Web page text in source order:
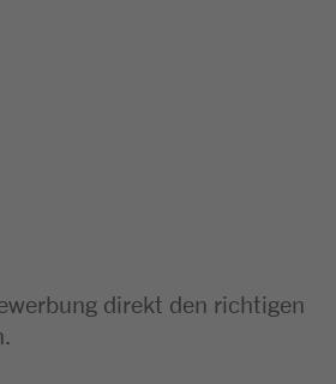
direkt den richtigen